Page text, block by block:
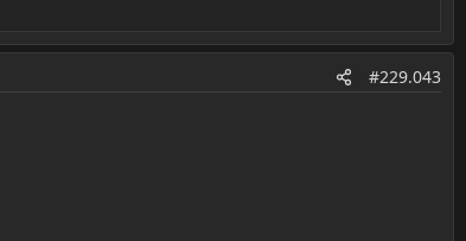
#229.043